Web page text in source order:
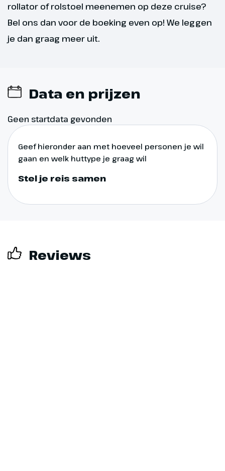
rollator of rolstoel meenemen op deze cruise?
Bel ons dan voor de boeking even op! We leggen
je dan graag meer uit.
Data en prijzen
Geen startdata gevonden
Geef hieronder aan met hoeveel personen je wil
gaan en welk huttype je graag wil
Stel je reis samen
Reviews